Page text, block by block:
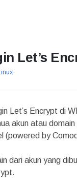
Let’s
Let’s Encrypt di
akun atau
(powered by
dari akun yang